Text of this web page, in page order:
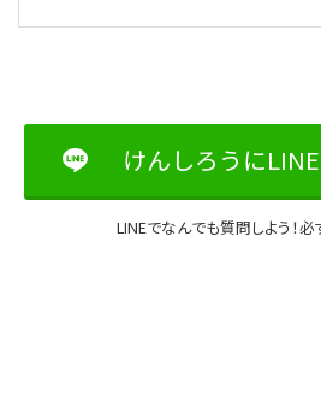
けんしろうに
LINEでなんでも質問しよう！必